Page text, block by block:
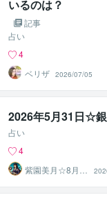
いるのは？
記事
占い
4
ベリザ 2026/07/05
2026年5月31日☆銀
占い
4
紫園美月☆8月3
1日迄夏休み企画
親子♡